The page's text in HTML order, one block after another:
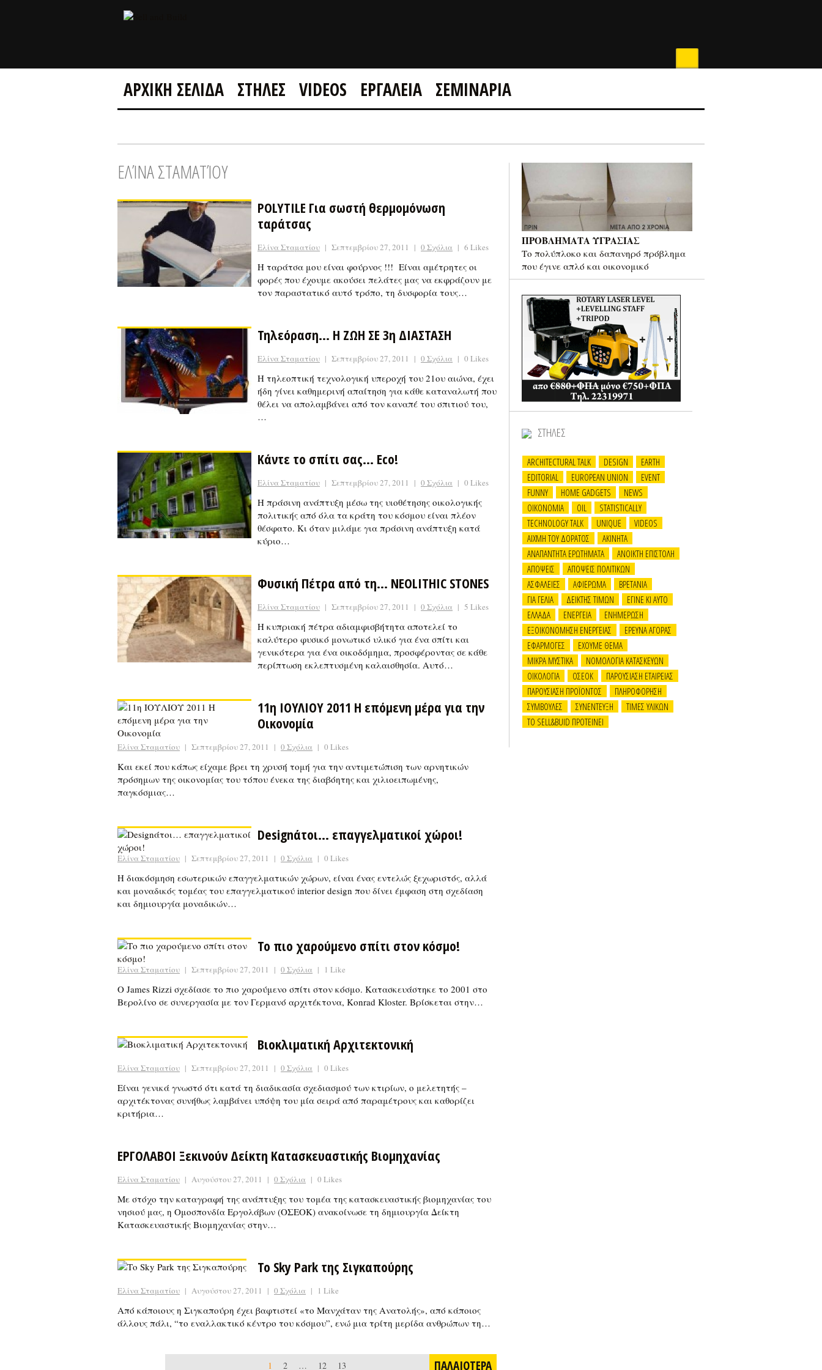
ΑΡΧΙΚΗ ΣΕΛΙΔΑ ΣΤΗΛΕΣ VIDEOS ΕΡΓΑΛΕΙΑ ΣΕΜΙΝΑΡΙΑ
ΕΛΊΝΑ ΣΤΑΜΑΤΊΟΥ
POLYTILE Για σωστή θερμομόνωση
ταράτσας
Ελίνα Σταματίου | Σεπτεμβρίου 27, 2011 | 0 Σχόλια | 6 Likes
Η ταράτσα μου είναι φούρνος !!! Είναι αμέτρητες οι
φορές που έχουμε ακούσει πελάτες μας να εκφράζουν με
τον παραστατικό αυτό τρόπο, τη δυσφορία τους…
Τηλεόραση… Η ΖΩΗ ΣΕ 3η ΔΙΑΣΤΑΣΗ
Ελίνα Σταματίου | Σεπτεμβρίου 27, 2011 | 0 Σχόλια | 0 Likes
Η τηλεοπτική τεχνολογική υπεροχή του 21ου αιώνα, έχει
ήδη γίνει καθημερινή απαίτηση για κάθε καταναλωτή που
θέλει να απολαμβάνει από τον καναπέ του σπιτιού του,
…
Κάντε το σπίτι σας… Eco!
Ελίνα Σταματίου | Σεπτεμβρίου 27, 2011 | 0 Σχόλια | 0 Likes
Η πράσινη ανάπτυξη μέσω της υιοθέτησης οικολογικής
πολιτικής από όλα τα κράτη του κόσμου είναι πλέον
θέσφατο. Κι όταν μιλάμε για πράσινη ανάπτυξη κατά
κύριο…
Φυσική Πέτρα από τη… NEOLITHIC STONES
Ελίνα Σταματίου | Σεπτεμβρίου 27, 2011 | 0 Σχόλια | 5 Likes
Η κυπριακή πέτρα αδιαμφισβήτητα αποτελεί το
καλύτερο φυσικό μονωτικό υλικό για ένα σπίτι και
γενικότερα για ένα οικοδόμημα, προσφέροντας σε κάθε
περίπτωση εκλεπτυσμένη καλαισθησία. Αυτό…
11η ΙΟΥΛΙΟΥ 2011 Η επόμενη μέρα για την
Οικονομία
Ελίνα Σταματίου | Σεπτεμβρίου 27, 2011 | 0 Σχόλια | 0 Likes
Και εκεί που κάπως είχαμε βρει τη χρυσή τομή για την αντιμετώπιση των αρνητικών
πρόσημων της οικονομίας του τόπου ένεκα της διαβόητης και χιλιοειπωμένης,
παγκόσμιας…
Designάτοι… επαγγελματικοί χώροι!
Ελίνα Σταματίου | Σεπτεμβρίου 27, 2011 | 0 Σχόλια | 0 Likes
Η διακόσμηση εσωτερικών επαγγελματικών χώρων, είναι ένας εντελώς ξεχωριστός, αλλά
και μοναδικός τομέας του επαγγελματικού interior design που δίνει έμφαση στη σχεδίαση
και δημιουργία μοναδικών…
Το πιο χαρούμενο σπίτι στον κόσμο!
Ελίνα Σταματίου | Σεπτεμβρίου 27, 2011 | 0 Σχόλια | 1 Like
Ο James Rizzi σχεδίασε το πιο χαρούμενο σπίτι στον κόσμο. Κατασκευάστηκε το 2001 στο
Βερολίνο σε συνεργασία με τον Γερμανό αρχιτέκτονα, Konrad Kloster. Βρίσκεται στην…
Βιοκλιματική Αρχιτεκτονική
Ελίνα Σταματίου | Σεπτεμβρίου 27, 2011 | 0 Σχόλια | 0 Likes
Είναι γενικά γνωστό ότι κατά τη διαδικασία σχεδιασμού των κτιρίων, ο μελετητής –
αρχιτέκτονας συνήθως λαμβάνει υπόψη του μία σειρά από παραμέτρους και καθορίζει
κριτήρια…
ΕΡΓΟΛΑΒΟΙ Ξεκινούν Δείκτη Κατασκευαστικής Βιομηχανίας
Ελίνα Σταματίου | Αυγούστου 27, 2011 | 0 Σχόλια | 0 Likes
Με στόχο την καταγραφή της ανάπτυξης του τομέα της κατασκευαστικής βιομηχανίας του
νησιού μας, η Ομοσπονδία Εργολάβων (ΟΣΕΟΚ) ανακοίνωσε τη δημιουργία Δείκτη
Κατασκευαστικής Βιομηχανίας στην…
Το Sky Park της Σιγκαπούρης
Ελίνα Σταματίου | Αυγούστου 27, 2011 | 0 Σχόλια | 1 Like
Από κάποιους η Σιγκαπούρη έχει βαφτιστεί «το Μανχάταν της Ανατολής», από κάποιος
άλλους πάλι, “το εναλλακτικό κέντρο του κόσμου”, ενώ μια τρίτη μερίδα ανθρώπων τη…
1 2 … 12 13 ΠΑΛΑΙΟΤΕΡΑ
ΠΡΟΒΛΗΜΑΤΑ ΥΓΡΑΣΙΑΣ
Το πολύπλοκο και δαπανηρό πρόβλημα
που έγινε απλό και οικονομικό
ΣΤΗΛΕΣ
ARCHITECTURAL TALK DESIGN
EARTH
EDITORIAL
EUROPEAN UNION
EVENT
FUNNY
HOME GADGETS
NEWS
OIKONOMIA
OIL
STATISTICALLY
TECHNOLOGY TALK
UNIQUE
VIDEOS
ΑΙΧΜΗ ΤΟΥ ΔΟΡΑΤΟΣ
ΑΚΙΝΗΤΑ
ΑΝΑΠΑΝΤΗΤΑ ΕΡΩΤΗΜΑΤΑ
ΑΝΟΙΚΤΗ ΕΠΙΣΤΟΛΗ
ΑΠΟΨΕΙΣ
ΑΠΟΨΕΙΣ ΠΟΛΙΤΙΚΩΝ
ΑΣΦΑΛΕΙΕΣ
ΑΦΙΕΡΩΜΑ
ΒΡΕΤΑΝΙΑ
ΓΙΑ ΓΕΛΙΑ
ΔΕΙΚΤΗΣ ΤΙΜΩΝ
ΕΓΙΝΕ ΚΙ ΑΥΤΟ
ΕΛΛΑΔΑ
ΕΝΕΡΓΕΙΑ
ΕΝΗΜΕΡΩΣΗ
ΕΞΟΙΚΟΝΟΜΗΣΗ ΕΝΕΡΓΕΙΑΣ
ΕΡΕΥΝΑ ΑΓΟΡΑΣ
ΕΦΑΡΜΟΓΕΣ
ΕΧΟΥΜΕ ΘΕΜΑ
ΜΙΚΡΑ ΜΥΣΤΙΚΑ
ΝΟΜΟΛΟΓΙΑ ΚΑΤΑΣΚΕΥΩΝ
ΟΙΚΟΛΟΓΙΑ
ΟΣΕΟΚ
ΠΑΡΟΥΣΙΑΣΗ ΕΤΑΙΡΕΙΑΣ
ΠΑΡΟΥΣΙΑΣΗ ΠΡΟΪΟΝΤΟΣ
ΠΛΗΡΟΦΟΡΗΣΗ
ΣΥΜΒΟΥΛΕΣ
ΣΥΝΕΝΤΕΥΞΗ
ΤΙΜΕΣ ΥΛΙΚΩΝ
ΤΟ SELL&BUID ΠΡΟΤΕΙΝΕΙ